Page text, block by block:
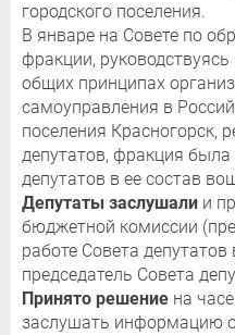
городского поселения.
В январе на Совете по
фракции,
общих принципах
самоуправления в
поселения Красногорск,
депутатов, фракция
депутатов в ее состав
Депутаты заслушали и
бюджетной комиссии
работе Совета
председатель Совета
Принято решение на
заслушать информацию